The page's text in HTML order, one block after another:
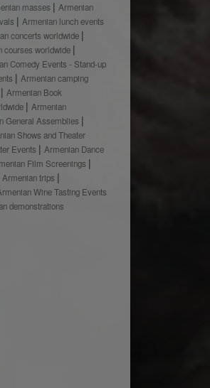
masses
Armenian
Armenian lunch events
concerts worldwide
courses worldwide
Comedy Events - Stand-up
Armenian camping
Armenian Book
Armenian
General Assemblies
Shows and Theater
Events
Armenian Dance
Film Screenings
Armenian trips
Wine Tasting Events
demonstrations